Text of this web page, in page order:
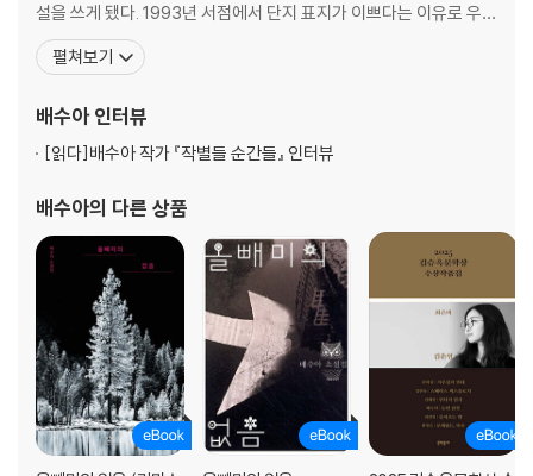
설을 쓰게 됐다. 1993년 서점에서 단지 표지가 이쁘다는 이유로 우연
히 집어든 문학잡지 [소설과 사상]에 「천구백팔십팔년의 어두운 방」
이 당선되면서 등단했다. 취미로 글을 쓴다고 말하는 그녀에게서 문
경하며 파격적이다. 배수아의 소설에 등장하는 인
펼쳐보기
배수아인터뷰
[읽다]배수아 작가 『작별들 순간들』 인터뷰
배수아의 다른 상품